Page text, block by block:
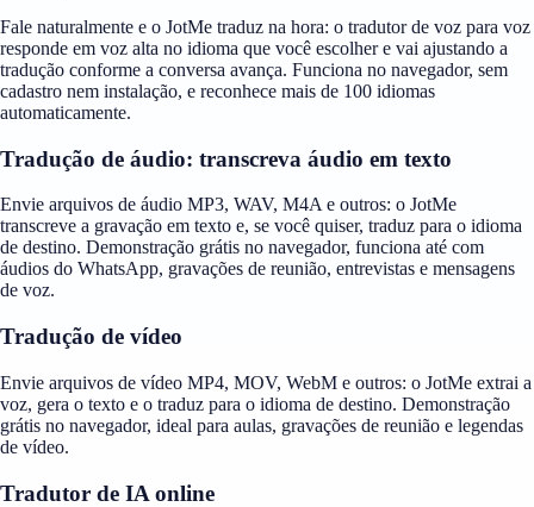
Fale naturalmente e o JotMe traduz na hora: o tradutor de voz para voz
responde em voz alta no idioma que você escolher e vai ajustando a
tradução conforme a conversa avança. Funciona no navegador, sem
cadastro nem instalação, e reconhece mais de 100 idiomas
automaticamente.
Tradução de áudio: transcreva áudio em texto
Envie arquivos de áudio MP3, WAV, M4A e outros: o JotMe
transcreve a gravação em texto e, se você quiser, traduz para o idioma
de destino. Demonstração grátis no navegador, funciona até com
áudios do WhatsApp, gravações de reunião, entrevistas e mensagens
de voz.
Tradução de vídeo
Envie arquivos de vídeo MP4, MOV, WebM e outros: o JotMe extrai a
voz, gera o texto e o traduz para o idioma de destino. Demonstração
grátis no navegador, ideal para aulas, gravações de reunião e legendas
de vídeo.
Tradutor de IA online